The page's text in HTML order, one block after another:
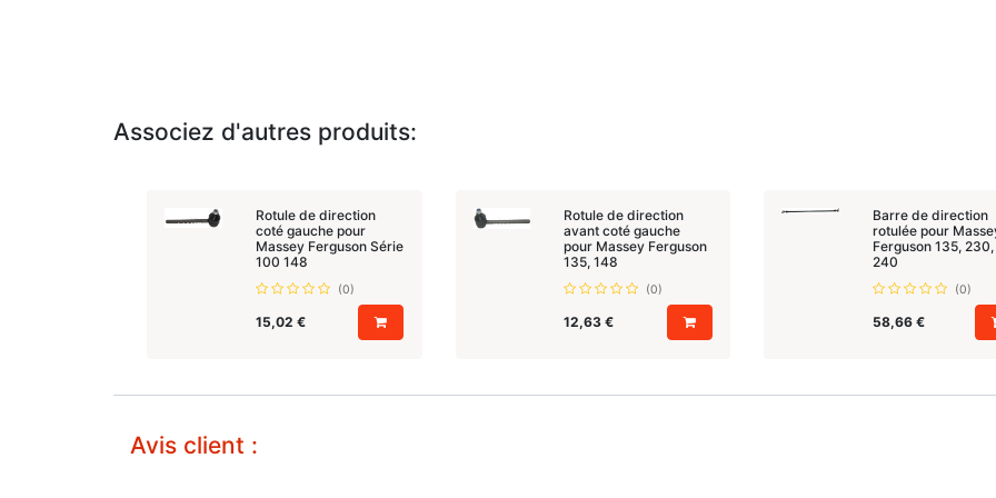
Associez d'autres produits:
Rotule de direction
coté gauche pour
Massey Ferguson Série
100 148
(0)
15,02 €
Rotule de direction
avant coté gauche
pour Massey Ferguson
135, 148
(0)
12,63 €
Barre de direction
rotulée pour
Ferguson 135, 230,
240
(0)
58,66€
Avis client :